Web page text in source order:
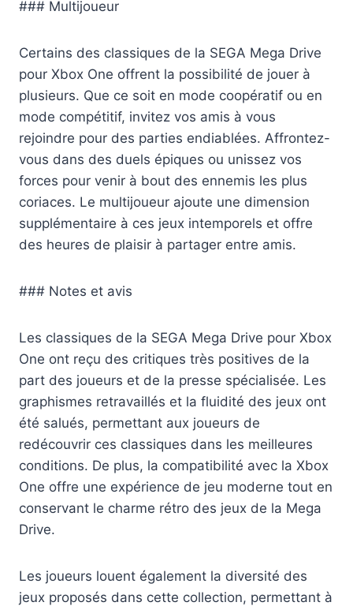
### Multijoueur
Certains des classiques de la SEGA Mega Drive
pour Xbox One offrent la possibilité de jouer à
plusieurs. Que ce soit en mode coopératif ou en
mode compétitif, invitez vos amis à vous
rejoindre pour des parties endiablées. Affrontez-
vous dans des duels épiques ou unissez vos
forces pour venir à bout des ennemis les plus
coriaces. Le multijoueur ajoute une dimension
supplémentaire à ces jeux intemporels et offre
des heures de plaisir à partager entre amis.
### Notes et avis
Les classiques de la SEGA Mega Drive pour Xbox
One ont reçu des critiques très positives de la
part des joueurs et de la presse spécialisée. Les
graphismes retravaillés et la fluidité des jeux ont
été salués, permettant aux joueurs de
redécouvrir ces classiques dans les meilleures
conditions. De plus, la compatibilité avec la Xbox
One offre une expérience de jeu moderne tout en
conservant le charme rétro des jeux de la Mega
Drive.
Les joueurs louent également la diversité des
jeux proposés dans cette collection, permettant à